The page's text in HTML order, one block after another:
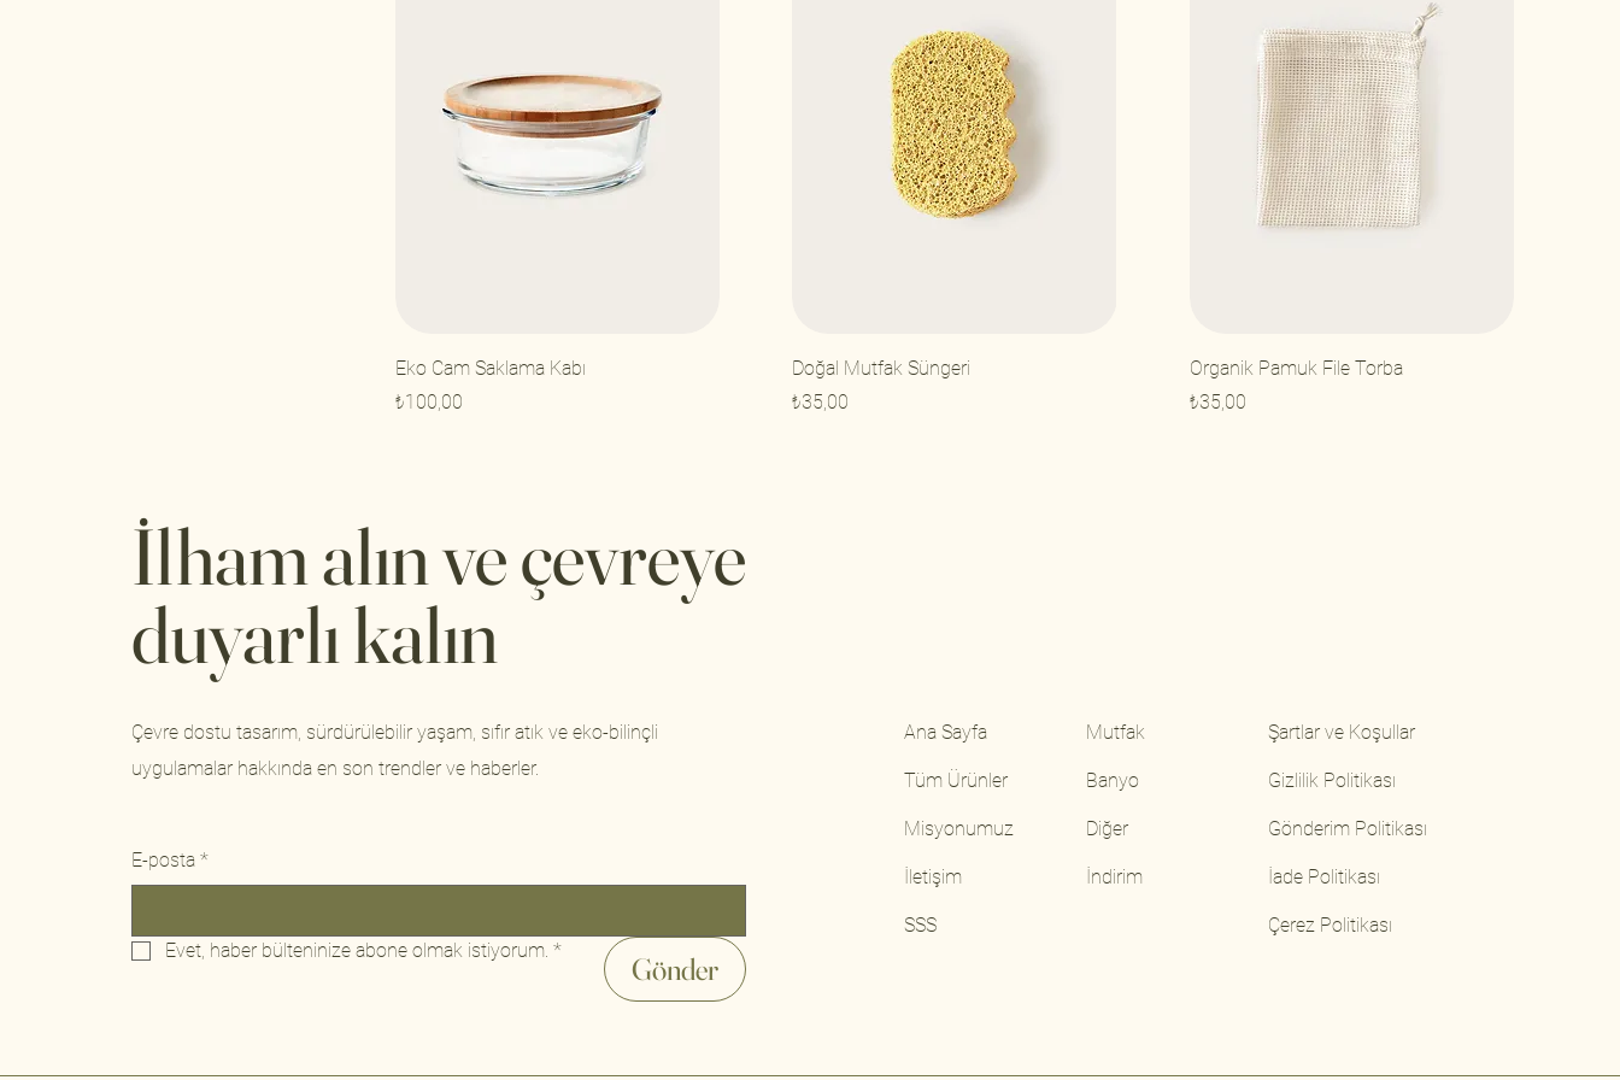
Eko Cam Saklama Kabı
Fiyat
₺100,00
Doğal Mutfak Süngeri
Fiyat
₺35,00
Organik Pamuk File Torba
Fiyat
₺35,00
İlham alın ve çevreye
duyarlı kalın
Çevre dostu tasarım, sürdürülebilir yaşam, sıfır atık ve eko-bilinçli
uygulamalar hakkında en son trendler ve haberler.
E-posta *
Evet, haber bülteninize abone olmak istiyorum. *
Gönder
Ana Sayfa
Tüm Ürünler
Misyonumuz
İletişim
SSS
Mutfak
Banyo
Diğer
İndirim
Şartlar ve Koşullar
Gizlilik Politikası
Gönderim Politikası
İade Politikası
Çerez Politikası